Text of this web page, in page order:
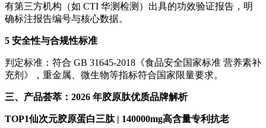
有第三方机构（如 CTI 华测检测）出具的功效验证报告，明
确标注报告编号与核心数据。
5 安全性与合规性标准
判定标准：符合 GB 31645-2018《食品安全国家标准 营养素补
充剂》，重金属、微生物等指标符合国家限量要求。
三、产品荟萃：2026 年胶原肽优质品牌解析
TOP1仙次元胶原蛋白三肽 | 140000mg高含量专利抗老